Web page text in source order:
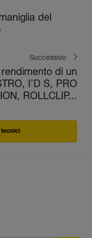
del
Successivo
di un
I’D S, PRO
ROLLCLIP...